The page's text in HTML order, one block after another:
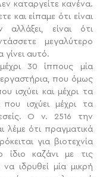
καταργείτε κανένα.
και είπαμε ότι είναι
αλλάξει, είναι ότι
μεγαλύτερο
γίνει αυτό.
30 ίππους μία
που όμως
ισχύει και μέχρι τα
ισχύει μέχρι τα
Ο ν. 2516 την
λέμε ότι πραγματικά
για βιοτεχνία
ίδιο καζάνι με τις
ιδρυθεί μία μικρή